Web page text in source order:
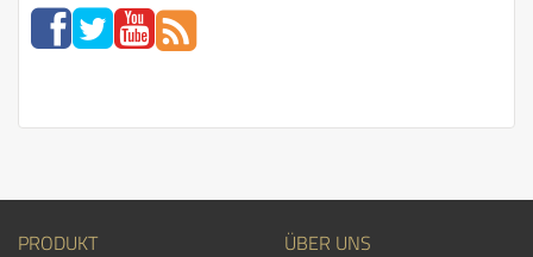
PRODUKT ÜBER UNS